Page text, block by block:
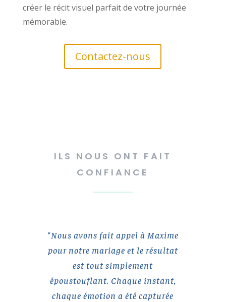
créer le récit visuel parfait de votre journée
mémorable.
Contactez-nous
ILS NOUS ONT FAIT
CONFIANCE
"Nous avons fait appel à Maxime
pour notre mariage et le résultat
est tout simplement
époustouflant. Chaque instant,
chaque émotion a été capturée